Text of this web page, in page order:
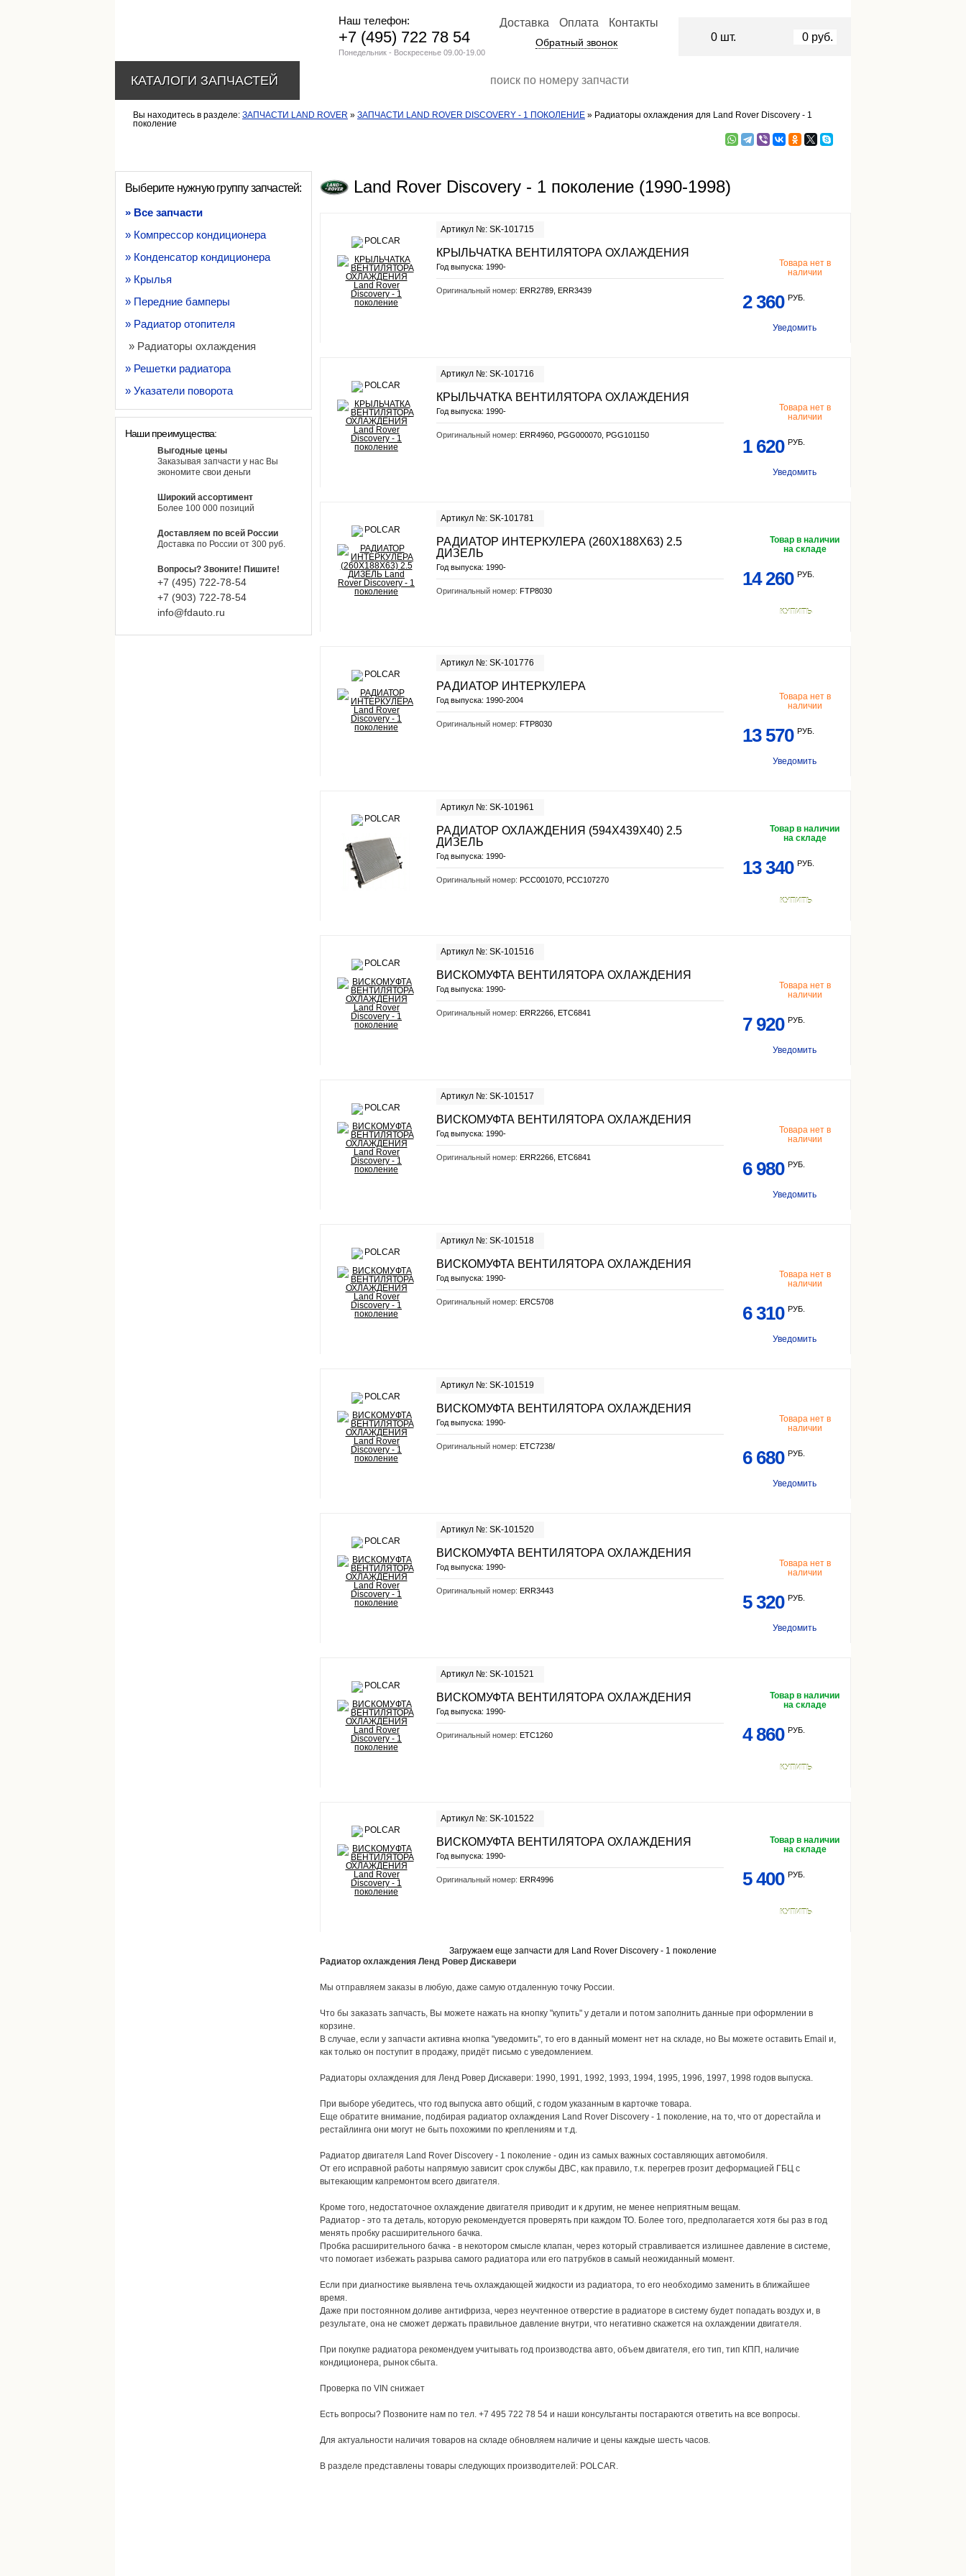
Вы находитесь в разделе: ЗАПЧАСТИ LAND ROVER » ЗАПЧАСТИ LAND ROVER DISCOVERY - 1 ПОКОЛЕНИЕ » Радиаторы охлаждения для Land Rover Discovery - 1
поколение
Land Rover Discovery - 1 поколение (1990-1998)
Артикул №: SK-101715
КРЫЛЬЧАТКА ВЕНТИЛЯТОРА ОХЛАЖДЕНИЯ
Год выпуска: 1990-
Оригинальный номер: ERR2789, ERR3439
Товара нет в
наличии
2 360 РУБ.
Уведомить
Артикул №: SK-101716
КРЫЛЬЧАТКА ВЕНТИЛЯТОРА ОХЛАЖДЕНИЯ
Год выпуска: 1990-
Оригинальный номер: ERR4960, PGG000070, PGG101150
Товара нет в
наличии
1 620 РУБ.
Уведомить
Артикул №: SK-101781
РАДИАТОР ИНТЕРКУЛЕРА (260Х188Х63) 2.5
ДИЗЕЛЬ
Год выпуска: 1990-
Оригинальный номер: FTP8030
Товар в наличии
на складе
14 260 РУБ.
КУПИТЬ
Артикул №: SK-101776
РАДИАТОР ИНТЕРКУЛЕРА
Год выпуска: 1990-2004
Оригинальный номер: FTP8030
Товара нет в
наличии
13 570 РУБ.
Уведомить
Артикул №: SK-101961
РАДИАТОР ОХЛАЖДЕНИЯ (594Х439Х40) 2.5
ДИЗЕЛЬ
Год выпуска: 1990-
Оригинальный номер: PCC001070, PCC107270
Товар в наличии
на складе
13 340 РУБ.
КУПИТЬ
Артикул №: SK-101516
ВИСКОМУФТА ВЕНТИЛЯТОРА ОХЛАЖДЕНИЯ
Год выпуска: 1990-
Оригинальный номер: ERR2266, ETC6841
Товара нет в
наличии
7 920 РУБ.
Уведомить
Артикул №: SK-101517
ВИСКОМУФТА ВЕНТИЛЯТОРА ОХЛАЖДЕНИЯ
Год выпуска: 1990-
Оригинальный номер: ERR2266, ETC6841
Товара нет в
наличии
6 980 РУБ.
Уведомить
Артикул №: SK-101518
ВИСКОМУФТА ВЕНТИЛЯТОРА ОХЛАЖДЕНИЯ
Год выпуска: 1990-
Оригинальный номер: ERC5708
Товара нет в
наличии
6 310 РУБ.
Уведомить
Артикул №: SK-101519
ВИСКОМУФТА ВЕНТИЛЯТОРА ОХЛАЖДЕНИЯ
Год выпуска: 1990-
Оригинальный номер: ETC7238/
Товара нет в
наличии
6 680 РУБ.
Уведомить
Артикул №: SK-101520
ВИСКОМУФТА ВЕНТИЛЯТОРА ОХЛАЖДЕНИЯ
Год выпуска: 1990-
Оригинальный номер: ERR3443
Товара нет в
наличии
5 320 РУБ.
Уведомить
Артикул №: SK-101521
ВИСКОМУФТА ВЕНТИЛЯТОРА ОХЛАЖДЕНИЯ
Год выпуска: 1990-
Оригинальный номер: ETC1260
Товар в наличии
на складе
4 860 РУБ.
КУПИТЬ
Артикул №: SK-101522
ВИСКОМУФТА ВЕНТИЛЯТОРА ОХЛАЖДЕНИЯ
Год выпуска: 1990-
Оригинальный номер: ERR4996
Товар в наличии
на складе
5 400 РУБ.
КУПИТЬ
Загружаем еще запчасти для Land Rover Discovery - 1 поколение
Радиатор охлаждения Ленд Ровер Дискавери
Мы отправляем заказы в любую, даже самую отдаленную точку России.
Что бы заказать запчасть, Вы можете нажать на кнопку "купить" у детали и потом заполнить данные при оформлении в
корзине.
В случае, если у запчасти активна кнопка "уведомить", то его в данный момент нет на складе, но Вы можете оставить Email и,
как только он поступит в продажу, придёт письмо с уведомлением.
Радиаторы охлаждения для Ленд Ровер Дискавери: 1990, 1991, 1992, 1993, 1994, 1995, 1996, 1997, 1998 годов выпуска.
При выборе убедитесь, что год выпуска авто общий, с годом указанным в карточке товара.
Еще обратите внимание, подбирая радиатор охлаждения Land Rover Discovery - 1 поколение, на то, что от дорестайла и
рестайлинга они могут не быть похожими по креплениям и т.д.
Радиатор двигателя Land Rover Discovery - 1 поколение - один из самых важных составляющих автомобиля.
От его исправной работы напрямую зависит срок службы ДВС, как правило, т.к. перегрев грозит деформацией ГБЦ с
вытекающим капремонтом всего двигателя.
Кроме того, недостаточное охлаждение двигателя приводит и к другим, не менее неприятным вещам.
Радиатор - это та деталь, которую рекомендуется проверять при каждом ТО. Более того, предполагается хотя бы раз в год
менять пробку расширительного бачка.
Пробка расширительного бачка - в некотором смысле клапан, через который стравливается излишнее давление в системе,
что помогает избежать разрыва самого радиатора или его патрубков в самый неожиданный момент.
Если при диагностике выявлена течь охлаждающей жидкости из радиатора, то его необходимо заменить в ближайшее
время.
Даже при постоянном доливе антифриза, через неучтенное отверстие в радиаторе в систему будет попадать воздух и, в
результате, она не сможет держать правильное давление внутри, что негативно скажется на охлаждении двигателя.
При покупке радиатора рекомендуем учитывать год производства авто, объем двигателя, его тип, тип КПП, наличие
кондиционера, рынок сбыта.
Проверка по VIN снижает
Есть вопросы? Позвоните нам по тел. +7 495 722 78 54 и наши консультанты постараются ответить на все вопросы.
Для актуальности наличия товаров на складе обновляем наличие и цены каждые шесть часов.
В разделе представлены товары следующих производителей: POLCAR.
Выберите нужную группу запчастей:
» Все запчасти
» Компрессор кондиционера
» Конденсатор кондиционера
» Крылья
» Передние бамперы
» Радиатор отопителя
» Радиаторы охлаждения
» Решетки радиатора
» Указатели поворота
Наши преимущества:
Выгодные цены
Заказывая запчасти у нас Вы
экономите свои деньги
Широкий ассортимент
Более 100 000 позиций
Доставляем по всей России
Доставка по России от 300 руб.
Вопросы? Звоните! Пишите!
+7 (495) 722-78-54
+7 (903) 722-78-54
info@fdauto.ru
Наш телефон:
+7 (495) 722 78 54
Понедельник - Воскресенье 09.00-19.00
Доставка Оплата Контакты
Обратный звонок 0 шт. 0 руб.
КАТАЛОГИ ЗАПЧАСТЕЙ